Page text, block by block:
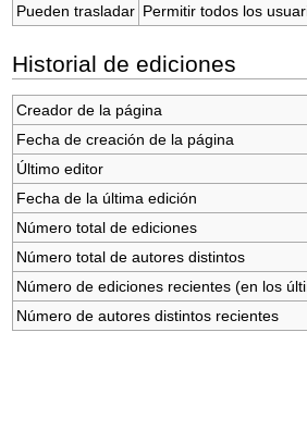
Pueden trasladar Permitir todos los
Historial de ediciones
Creador de la página
Fecha de creación de la página
Último editor
Fecha de la última edición
Número total de ediciones
Número total de autores distintos
Número de ediciones recientes (en los
Número de autores distintos recientes